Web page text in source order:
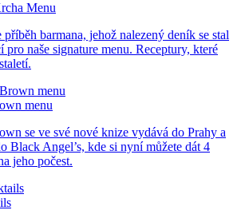
Menu
příběh barmana, jehož nalezený deník se stal
pro naše signature menu. Receptury, které
menu
se ve své nové knize vydává do Prahy a
Black Angel’s, kde si nyní můžete dát 4
jeho počest.